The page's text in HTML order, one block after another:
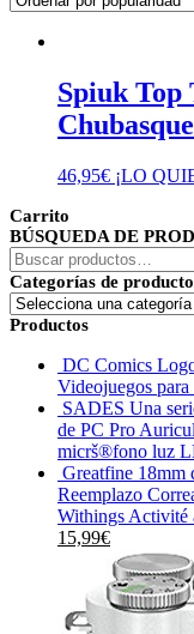
Spiuk Top
46,95€ ¡LO
Carrito
BÚSQUEDA DE
Buscar
por:
Categorías de
Productos
DC Comics
Videojuegos
SADES Una
de PC Pro
micrš®fono luz
Greatfine 18mm
Reemplazo
Withings Activité
El
original
18,99€.
15,99€El
precio
actual
es: